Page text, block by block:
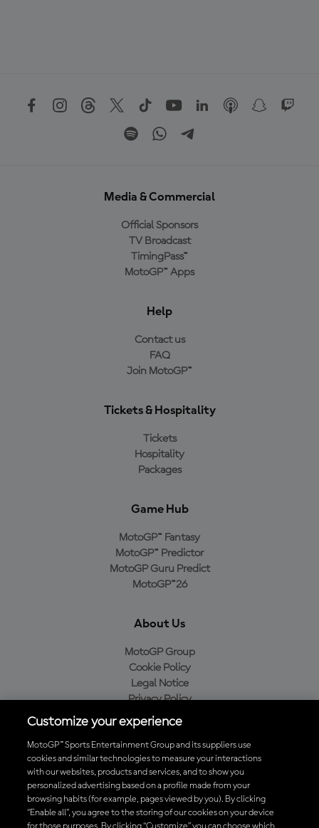
Media & Commercial
Official Sponsors
TV Broadcast
TimingPass™
MotoGP™ Apps
Help
Contact us
FAQ
Join MotoGP™
Tickets & Hospitality
Tickets
Hospitality
Packages
Game Hub
MotoGP™ Fantasy
MotoGP™ Predictor
MotoGP Guru Predict
MotoGP™26
About Us
MotoGP Group
Cookie Policy
Legal Notice
Privacy Policy
Purchase Policy
Baixe o aplicativo oficial da MotoGP™
Customize your experience
MotoGP™ Sports Entertainment Group and its suppliers use
cookies and similar technologies to measure your interactions
with our websites, products and services, and to show you
personalized advertising based on a profile made from your
browsing habits (for example, pages viewed by you). By clicking
“Enable all”, you agree to the storing of our cookies on your device